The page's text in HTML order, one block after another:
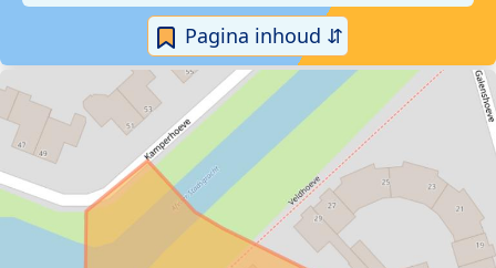
Pagina inhoud ⇵